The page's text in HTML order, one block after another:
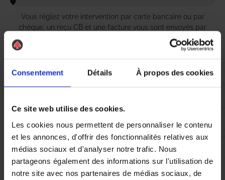
Consentement Détails À propos des cookies
Ce site web utilise des cookies.
Les cookies nous permettent de personnaliser le contenu
et les annonces, d'offrir des fonctionnalités relatives aux
médias sociaux et d'analyser notre trafic. Nous
partageons également des informations sur l'utilisation de
notre site avec nos partenaires de médias sociaux, de
Vous réglez votre intervention par carte bancaire ou par
chèque, un reçu CB et une facture vous sont envoyés par
Etape 5 :
Vous recevez une demande d’évaluation de votre expérience
avec l’équipe AS DE PIC.